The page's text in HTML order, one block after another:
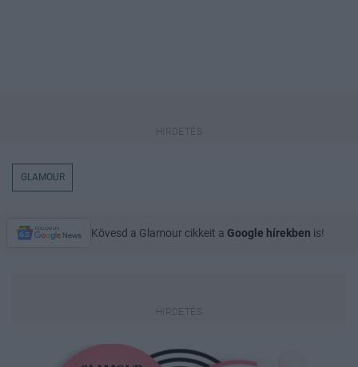
GLAMOUR
Kövesd a Glamour cikkeit a Google hírekben is!